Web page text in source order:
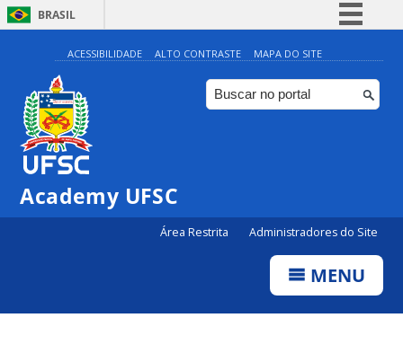
BRASIL
Simplifique!
Comunica BR
Participe
ACESSIBILIDADE ALTO CONTRASTE MAPA DO SITE
Academy UFSC
Área Restrita Administradores do Site
MENU